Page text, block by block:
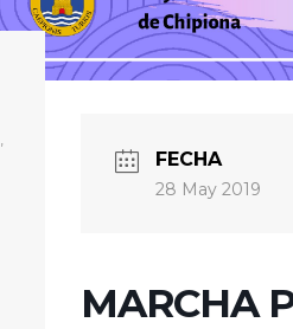
FECHA
28 May 2019
MARCHA